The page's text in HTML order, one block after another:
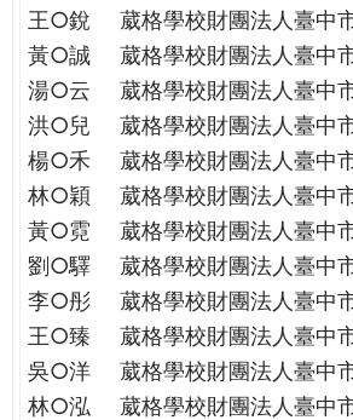
GLOBAL
CITIZENSHIP
王○銳
葳格學校財團法人臺中
黃○誠
葳格學校財團法人臺中
湯○云
葳格學校財團法人臺中
洪○兒
葳格學校財團法人臺中
楊○禾
葳格學校財團法人臺中
林○穎
葳格學校財團法人臺中
黃○霓
葳格學校財團法人臺中
劉○驛
葳格學校財團法人臺中
李○彤
葳格學校財團法人臺中
王○臻
葳格學校財團法人臺中
吳○洋
葳格學校財團法人臺中
林○泓
葳格學校財團法人臺中